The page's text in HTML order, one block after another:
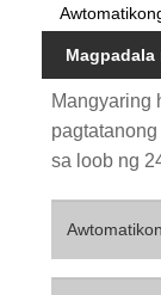
Mangyaring
sa loob ng